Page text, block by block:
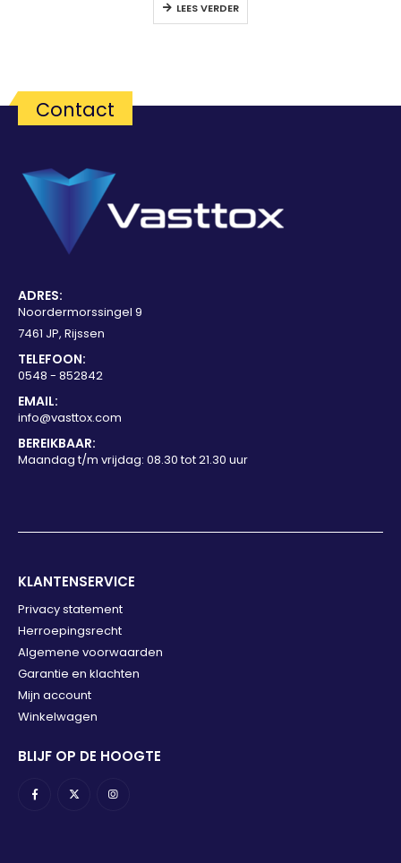
LEES VERDER
Contact
ADRES:
Noordermorssingel 9
7461 JP, Rijssen
TELEFOON:
0548 - 852842
EMAIL:
info@vasttox.com
BEREIKBAAR:
Maandag t/m vrijdag: 08.30 tot 21.30 uur
KLANTENSERVICE
Privacy statement
Herroepingsrecht
Algemene voorwaarden
Garantie en klachten
Mijn account
Winkelwagen
BLIJF OP DE HOOGTE